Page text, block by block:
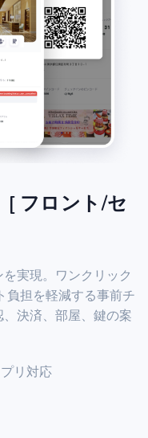
[ フロント/セ
実現。ワンクリック
負担を軽減する事前チ
決済、部屋、鍵の案
リ対応